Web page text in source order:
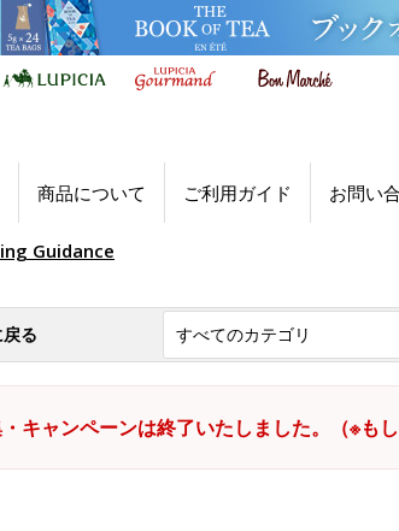
商品について ご利用ガイド お問い
Guidance
る
キャンペーンは終了いたしました。（※も